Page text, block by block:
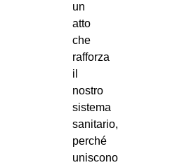
un
atto
che
rafforza
il
nostro
sistema
sanitario,
perché
uniscono